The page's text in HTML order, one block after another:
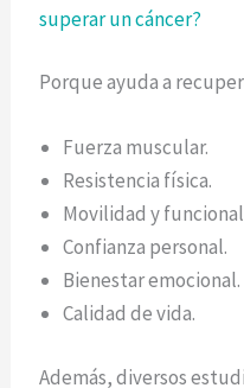
superar un cáncer?
Porque ayuda a
Fuerza muscular.
Resistencia física.
Movilidad y
Confianza personal.
Bienestar emocional.
Calidad de vida.
Además, diversos